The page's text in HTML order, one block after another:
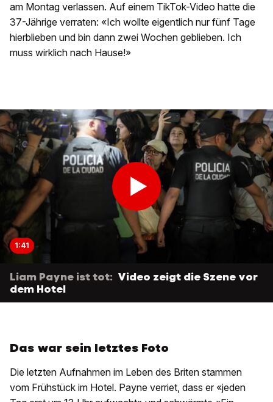
am Montag verlassen. Auf einem TikTok-Video hatte die
37-Jährige verraten: «Ich wollte eigentlich nur fünf Tage
hierblieben und bin dann zwei Wochen geblieben. Ich
muss wirklich nach Hause!»
1:41
Liam Payne ist tot: Video zeigt die Szene vor
dem Hotel
Das war sein letztes Foto
Die letzten Aufnahmen im Leben des Briten stammen
vom Frühstück im Hotel. Payne verriet, dass er «jeden